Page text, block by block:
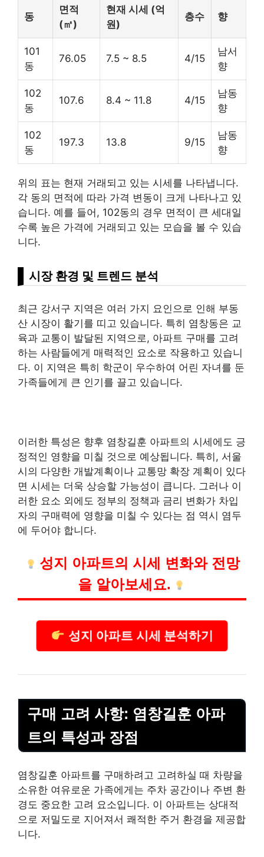
동
면적
(㎡)
현재 시세 (억
원)
층수 향
101
동
76.05 7.5 ~ 8.5 4/15
남서
향
102
동
107.6 8.4 ~ 11.8 4/15
남동
향
102
동
197.3 13.8 9/15
남동
향
위의 표는 현재 거래되고 있는 시세를 나타냅니다.
각 동의 면적에 따라 가격 변동이 크게 나타나고 있
습니다. 예를 들어, 102동의 경우 면적이 큰 세대일
수록 높은 가격에 거래되고 있는 모습을 볼 수 있습
니다.
시장 환경 및 트렌드 분석
최근 강서구 지역은 여러 가지 요인으로 인해 부동
산 시장이 활기를 띠고 있습니다. 특히 염창동은 교
육과 교통이 발달된 지역으로, 아파트 구매를 고려
하는 사람들에게 매력적인 요소로 작용하고 있습니
다. 이 지역은 특히 학군이 우수하여 어린 자녀를 둔
가족들에게 큰 인기를 끌고 있습니다.
이러한 특성은 향후 염창길훈 아파트의 시세에도 긍
정적인 영향을 미칠 것으로 예상됩니다. 특히, 서울
시의 다양한 개발계획이나 교통망 확장 계획이 있다
면 시세는 더욱 상승할 가능성이 큽니다. 그러나 이
러한 요소 외에도 정부의 정책과 금리 변화가 차입
자의 구매력에 영향을 미칠 수 있다는 점 역시 염두
에 두어야 합니다.
성지 아파트의 시세 변화와 전망
을 알아보세요.
성지 아파트 시세 분석하기
구매 고려 사항: 염창길훈 아파
트의 특성과 장점
염창길훈 아파트를 구매하려고 고려하실 때 차량을
소유한 여유로운 가족에게는 주차 공간이나 주변 환
경도 중요한 고려 요소입니다. 이 아파트는 상대적
으로 저밀도로 지어져서 쾌적한 주거 환경을 제공합
니다.